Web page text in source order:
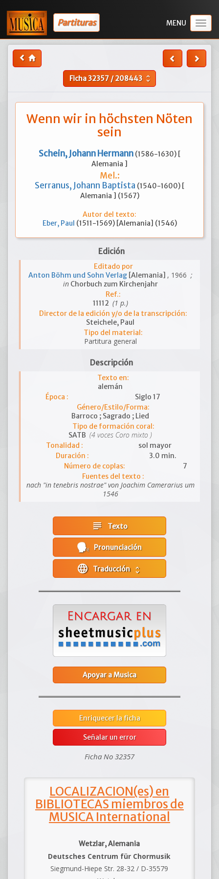
Partituras
Ficha32357/208443 unfold_more
Wenn wir in höchsten Nöten
sein
Schein, Johann Hermann (1586-1630) [
Alemania ]
Mel.:
Serranus, Johann Baptista (1540-1600) [
Alemania ] (1567)
Autor del texto:
Eber, Paul (1511-1569) [Alemania] (1546)
Edición
Editado por
Anton Böhm und Sohn Verlag [Alemania] , 1966 ;
inChorbuch zum Kirchenjahr
Ref.:
11112 (1 p.)
Director de la edición y/o de la transcripción:
Steichele, Paul
Tipo del material:
Partitura general
Descripción
Texto en:
alemán
Época :
Siglo 17
Género/Estilo/Forma:
Barroco ; Sagrado ; Lied
Tipo de formación coral:
SATB (4 voces Coro mixto )
Tonalidad :
sol mayor
Duración :
3.0 min.
Número de coplas:
7
Fuentes del texto :
nach "in tenebris nostrae" von Joachim Camerarius um
1546
subject Texto
Pronunciación
language unfold_more
Apoyar a Musica
Enriquecer la ficha
Señalar un error
Ficha No 32357
LOCALIZACION(es) en
BIBLIOTECAS miembros de
MUSICA International
Wetzlar, Alemania
Deutsches Centrum für Chormusik
Siegmund-Hiepe Str. 28-32 / D-35579